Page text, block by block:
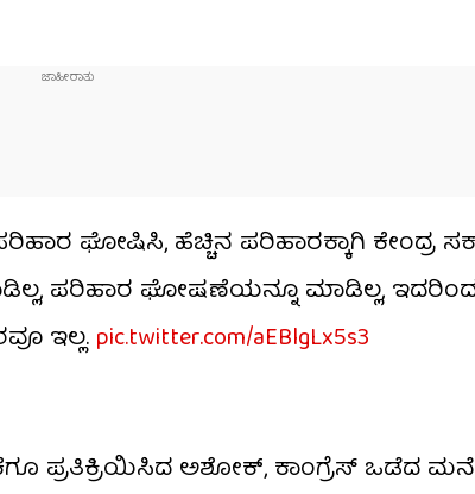
ಘೋಷಿಸಿ, ಹೆಚ್ಚಿನ ಪರಿಹಾರಕ್ಕಾಗಿ ಕೇಂದ್ರ
ಪರಿಹಾರ ಘೋಷಣೆಯನ್ನೂ ಮಾಡಿಲ್ಲ, ಇದರಿಂದ
ಇಲ್ಲ. pic.twitter.com/aEBlgLx5s3
ಪ್ರತಿಕ್ರಿಯಿಸಿದ ಅಶೋಕ್​, ಕಾಂಗ್ರೆಸ್ ಒಡೆದ